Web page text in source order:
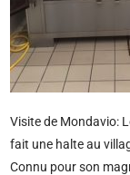
Visite de Mondavio:
fait une halte au
Connu pour son